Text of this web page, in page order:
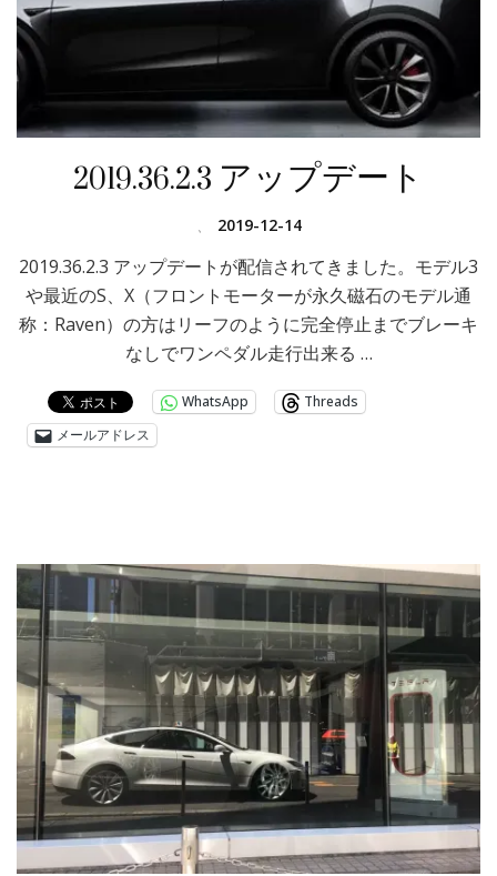
2019.36.2.3 アップデート
、 2019-12-14
2019.36.2.3 アップデートが配信されてきました。モデル3
や最近のS、X（フロントモーターが永久磁石のモデル通
称：Raven）の方はリーフのように完全停止までブレーキ
なしでワンペダル走行出来る …
WhatsApp
Threads
メールアドレス